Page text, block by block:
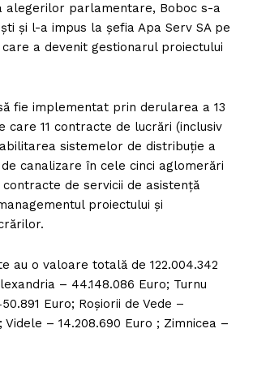
alegerilor parlamentare, Boboc s-a
și l-a impus la șefia Apa Serv SA pe
a devenit gestionarul proiectului
fie implementat prin derularea a 13
care 11 contracte de lucrări (inclusiv
sistemelor de distribuţie a
canalizare în cele cinci aglomerări
contracte de servicii de asistență
proiectului și
au o valoare totală de 122.004.342
– 44.148.086 Euro; Turnu
Euro; Roșiorii de Vede –
Videle – 14.208.690 Euro ; Zimnicea –